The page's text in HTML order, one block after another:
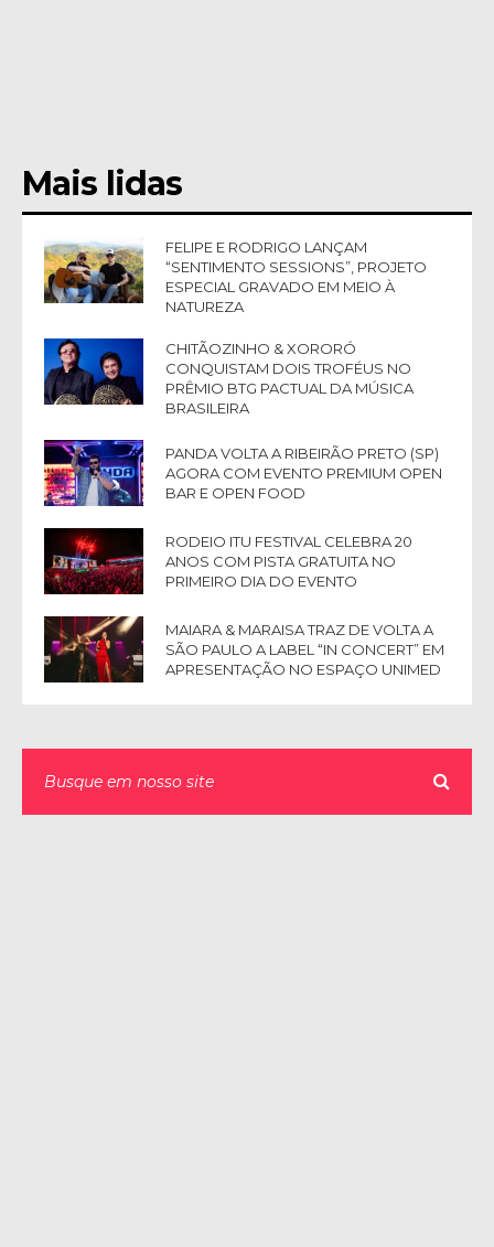
Mais lidas
FELIPE E RODRIGO LANÇAM
“SENTIMENTO SESSIONS”, PROJETO
ESPECIAL GRAVADO EM MEIO À
NATUREZA
CHITÃOZINHO & XORORÓ
CONQUISTAM DOIS TROFÉUS NO
PRÊMIO BTG PACTUAL DA MÚSICA
BRASILEIRA
PANDA VOLTA A RIBEIRÃO PRETO (SP)
AGORA COM EVENTO PREMIUM OPEN
BAR E OPEN FOOD
RODEIO ITU FESTIVAL CELEBRA 20
ANOS COM PISTA GRATUITA NO
PRIMEIRO DIA DO EVENTO
MAIARA & MARAISA TRAZ DE VOLTA A
SÃO PAULO A LABEL “IN CONCERT” EM
APRESENTAÇÃO NO ESPAÇO UNIMED